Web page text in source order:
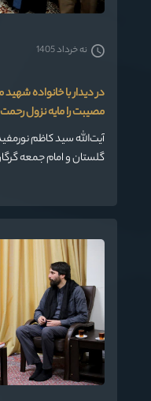
در دیدار با خانواده
مصیبت را مایه نزول
آیت‌الله سید کاظم
گلستان و امام جمعه
با علما، بزرگان،
شهید والامقام مهدی
نه خرداد 1405